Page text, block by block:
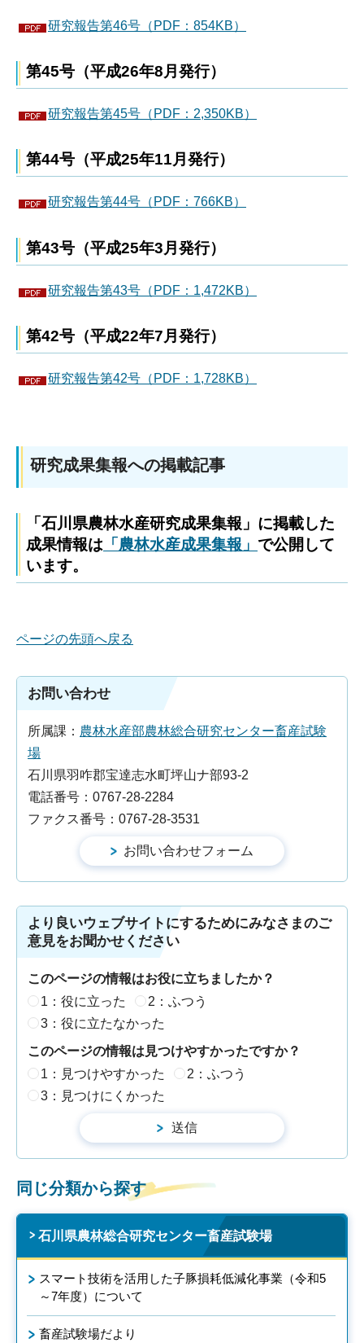
研究報告第46号（PDF：854KB）
第45号（平成26年8月発行）
研究報告第45号（PDF：2,350KB）
第44号（平成25年11月発行）
研究報告第44号（PDF：766KB）
第43号（平成25年3月発行）
研究報告第43号（PDF：1,472KB）
第42号（平成22年7月発行）
研究報告第42号（PDF：1,728KB）
研究成果集報への掲載記事
「石川県農林水産研究成果集報」に掲載した
成果情報は 「農林水産成果集報」 で公開して
います。
ページの先頭へ戻る
お問い合わせ
所属課： 農林水産部農林総合研究センター畜産試験
場
石川県羽咋郡宝達志水町坪山ナ部93-2
電話番号：0767-28-2284
ファクス番号：0767-28-3531
より良いウェブサイトにするためにみなさまのご
意見をお聞かせください
このページの情報はお役に立ちましたか？
1：役に立った
2：ふつう
3：役に立たなかった
このページの情報は見つけやすかったですか？
1：見つけやすかった
2：ふつう
3：見つけにくかった
同じ分類から探す
石川県農林総合研究センター畜産試験場
スマート技術を活用した子豚損耗低減化事業（令和5
～7年度）について
畜産試験場だより